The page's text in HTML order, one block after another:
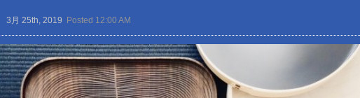
3月 25th, 2019 Posted 12:00 AM